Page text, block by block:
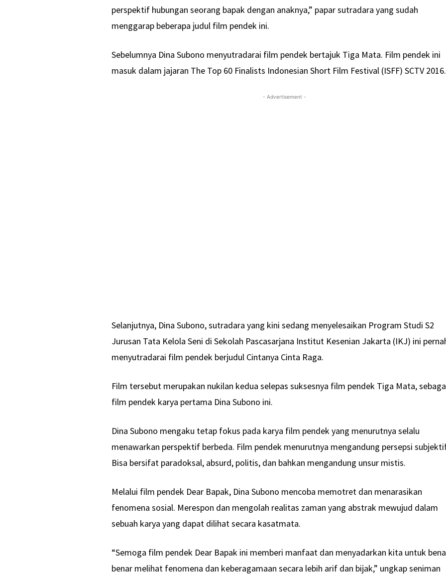
perspektif hubungan seorang bapak dengan anaknya,” papar sutradara yang sudah
menggarap beberapa judul film pendek ini.
Sebelumnya Dina Subono menyutradarai film pendek bertajuk Tiga Mata. Film pendek ini
masuk dalam jajaran The Top 60 Finalists Indonesian Short Film Festival (ISFF) SCTV 2016.
- Advertisement -
Selanjutnya, Dina Subono, sutradara yang kini sedang menyelesaikan Program Studi S2
Jurusan Tata Kelola Seni di Sekolah Pascasarjana Institut Kesenian Jakarta (IKJ) ini
menyutradarai film pendek berjudul Cintanya Cinta Raga.
Film tersebut merupakan nukilan kedua selepas suksesnya film pendek Tiga Mata,
film pendek karya pertama Dina Subono ini.
Dina Subono mengaku tetap fokus pada karya film pendek yang menurutnya selalu
menawarkan perspektif berbeda. Film pendek menurutnya mengandung persepsi
Bisa bersifat paradoksal, absurd, politis, dan bahkan mengandung unsur mistis.
Melalui film pendek Dear Bapak, Dina Subono mencoba memotret dan menarasikan
fenomena sosial. Merespon dan mengolah realitas zaman yang abstrak mewujud dalam
sebuah karya yang dapat dilihat secara kasatmata.
“Semoga film pendek Dear Bapak ini memberi manfaat dan menyadarkan kita untuk
benar melihat fenomena dan keberagamaan secara lebih arif dan bijak,” ungkap seniman